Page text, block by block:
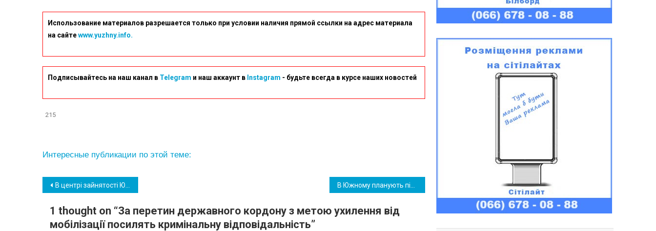
Использование материалов разрешается только при условии наличия прямой ссылки на адрес материала
на сайтеwww.yuzhny.info.
Подписывайтесь на наш канал в Telegram и наш аккаунт в Instagram - будьте всегда в курсе наших новостей
215
Интересные публикации по этой теме:
Навігація
записів
В центрі зайнятості Южного з підприємцями обговорили можливості грантів, розширення бізнесу
1 thought on “За перетин державного кордону з метою ухилення від
мобілізації посилять кримінальну відповідальність”